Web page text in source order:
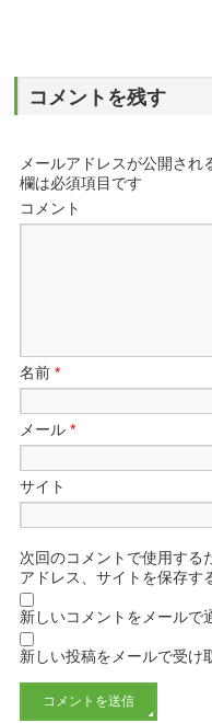
コメントを残す
メールアドレスが公開され
欄は必須項目です
コメント
名前*
メール*
サイト
次回のコメントで使用する
アドレス、サイトを保存す
新しいコメントをメールで
新しい投稿をメールで受け